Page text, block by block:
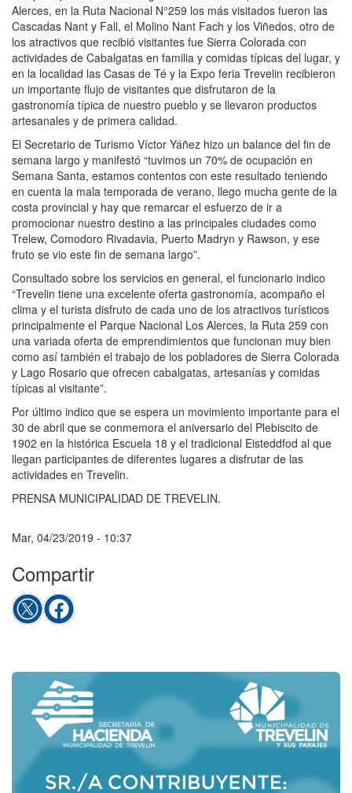
Alerces, en la Ruta Nacional N°259 los más visitados fueron las
Cascadas Nant y Fall, el Molino Nant Fach y los Viñedos, otro de
los atractivos que recibió visitantes fue Sierra Colorada con
actividades de Cabalgatas en familia y comidas típicas del lugar, y
en la localidad las Casas de Té y la Expo feria Trevelin recibieron
un importante flujo de visitantes que disfrutaron de la
gastronomía típica de nuestro pueblo y se llevaron productos
artesanales y de primera calidad.
El Secretario de Turismo Víctor Yáñez hizo un balance del fin de
semana largo y manifestó “tuvimos un 70% de ocupación en
Semana Santa, estamos contentos con este resultado teniendo
en cuenta la mala temporada de verano, llego mucha gente de la
costa provincial y hay que remarcar el esfuerzo de ir a
promocionar nuestro destino a las principales ciudades como
Trelew, Comodoro Rivadavia, Puerto Madryn y Rawson, y ese
fruto se vio este fin de semana largo”.
Consultado sobre los servicios en general, el funcionario indico
“Trevelin tiene una excelente oferta gastronomía, acompaño el
clima y el turista disfruto de cada uno de los atractivos turísticos
principalmente el Parque Nacional Los Alerces, la Ruta 259 con
una variada oferta de emprendimientos que funcionan muy bien
como así también el trabajo de los pobladores de Sierra Colorada
y Lago Rosario que ofrecen cabalgatas, artesanías y comidas
típicas al visitante”.
Por último indico que se espera un movimiento importante para el
30 de abril que se conmemora el aniversario del Plebiscito de
1902 en la histórica Escuela 18 y el tradicional Eisteddfod al que
llegan participantes de diferentes lugares a disfrutar de las
actividades en Trevelin.
PRENSA MUNICIPALIDAD DE TREVELIN.
Mar, 04/23/2019 - 10:37
Compartir